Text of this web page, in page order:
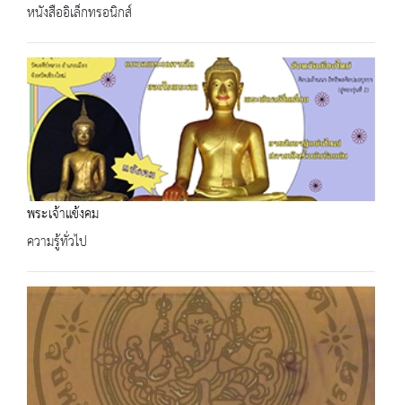
หนังสืออิเล็กทรอนิกส์
พระเจ้าแข้งคม
ความรู้ทั่วไป